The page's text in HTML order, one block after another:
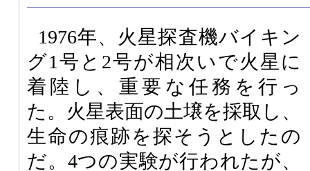
1976年、火星探査機バイキン
グ1号と2号が相次いで火星に
着陸し、重要な任務を行っ
た。火星表面の土壌を採取し、
生命の痕跡を探そうとしたの
だ。4つの実験が行われたが、